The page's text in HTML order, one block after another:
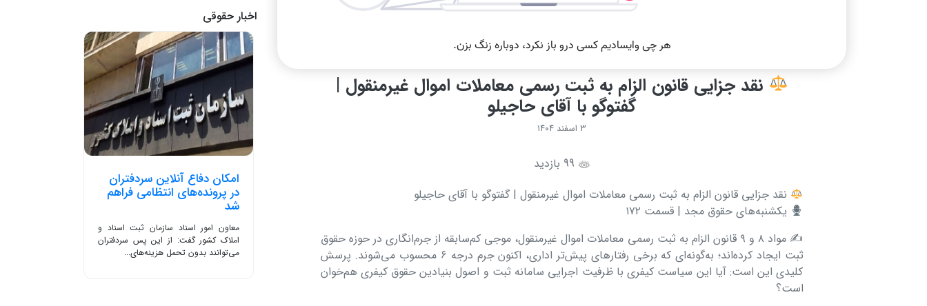
نقد جزایی قانون الزام به ثبت رسمی معاملات اموال غیرمنقول |
گفتوگو با آقای حاجیلو
۳ اسفند ۱۴۰۴
نقد جزایی قانون الزام به ثبت رسمی معاملات اموال غیرمنقول | گفتوگو با آقای حاجیلو
یکشنبه‌های حقوق مجد | قسمت ۱۷۲
✍️ مواد ۸ و ۹ قانون الزام به ثبت رسمی معاملات اموال غیرمنقول، موجی کم‌سابقه از جرم‌انگاری در حوزه حقوق
ثبت ایجاد کرده‌اند؛ به‌گونه‌ای که برخی رفتارهای پیش‌تر اداری، اکنون جرم درجه ۶ محسوب می‌شوند. پرسش
کلیدی این است: آیا این سیاست کیفری با ظرفیت اجرایی سامانه ثبت و اصول بنیادین حقوق کیفری هم‌خوان
است؟
اخبار حقوقی
امکان دفاع آنلاین سردفتران
در پرونده‌های انتظامی فراهم
شد
معاون امور اسناد سازمان ثبت اسناد و
املاک کشور گفت: از این پس سردفتران
می‌توانند بدون تحمل هزینه‌های...